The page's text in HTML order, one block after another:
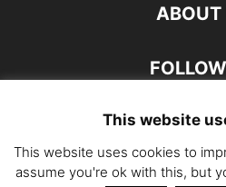
ABOUT
This website
This website uses cookies to
assume you're ok with this, but